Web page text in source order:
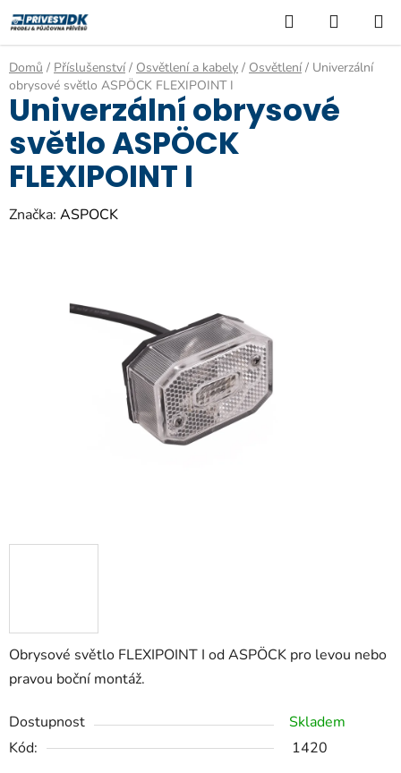
na
obsah
Hledat
KOŠÍK
Domů / Příslušenství / Osvětlení a kabely / Osvětlení / Univerzální
obrysové světlo ASPÖCK FLEXIPOINT I
Obrysové světlo FLEXIPOINT I od ASPÖCK pro levou nebo
pravou boční montáž.
Dostupnost
Skladem
Kód:
1420
Univerzální obrysové
světlo ASPÖCK
FLEXIPOINT I
Značka: ASPOCK